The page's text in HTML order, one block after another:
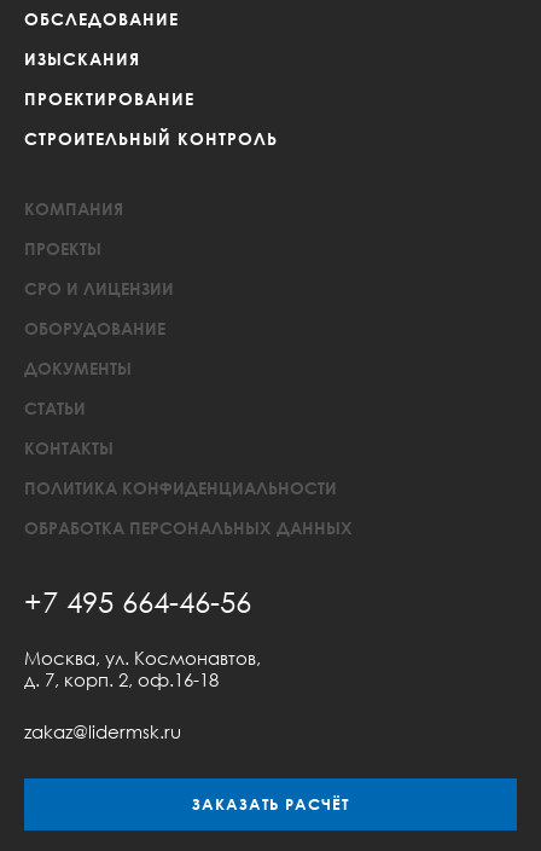
ОБСЛЕДОВАНИЕ
ИЗЫСКАНИЯ
ПРОЕКТИРОВАНИЕ
СТРОИТЕЛЬНЫЙ КОНТРОЛЬ
КОМПАНИЯ
ПРОЕКТЫ
СРО И ЛИЦЕНЗИИ
ОБОРУДОВАНИЕ
ДОКУМЕНТЫ
СТАТЬИ
КОНТАКТЫ
ПОЛИТИКА КОНФИДЕНЦИАЛЬНОСТИ
ОБРАБОТКА ПЕРСОНАЛЬНЫХ ДАННЫХ
+7 495 664-46-56
Москва, ул. Космонавтов,
д. 7, корп. 2, оф.16-18
zakaz@lidermsk.ru
ЗАКАЗАТЬ РАСЧЁТ